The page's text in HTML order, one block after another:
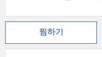
찜하기